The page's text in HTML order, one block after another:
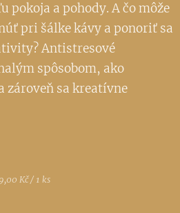
pokoja a pohody. A čo môže
pri šálke kávy a ponoriť sa
Antistresové
spôsobom, ako
zároveň sa kreatívne
Kč / 1 ks